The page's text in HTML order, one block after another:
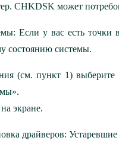
CHKDSK может
Если у вас есть точки
состоянию системы.
(см. пункт 1)
экране.
драйверов: